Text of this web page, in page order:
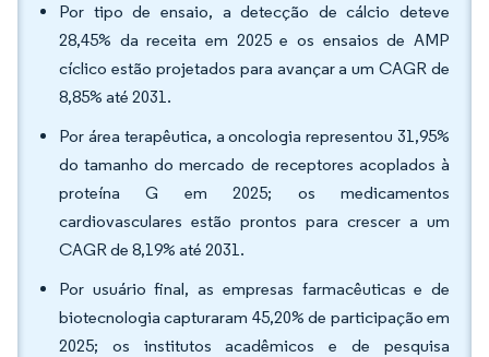
Por tipo de ensaio, a detecção de cálcio deteve
28,45% da receita em 2025 e os ensaios de AMP
cíclico estão projetados para avançar a um CAGR de
8,85% até 2031.
Por área terapêutica, a oncologia representou 31,95%
do tamanho do mercado de receptores acoplados à
proteína G em 2025; os medicamentos
cardiovasculares estão prontos para crescer a um
CAGR de 8,19% até 2031.
Por usuário final, as empresas farmacêuticas e de
biotecnologia capturaram 45,20% de participação em
2025; os institutos acadêmicos e de pesquisa